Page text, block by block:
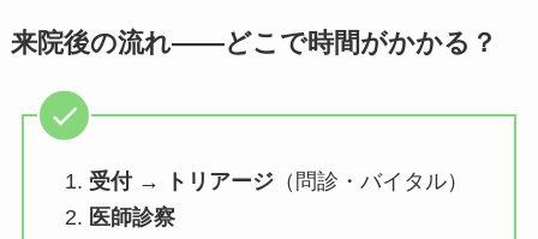
来院後の流れ——どこで時間がかかる？
受付 → トリアージ（問診・バイタル）
医師診察